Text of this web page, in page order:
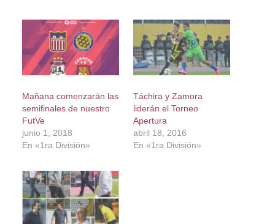
Mañana comenzarán las
semifinales de nuestro
FutVe
junio 1, 2018
En «1ra División»
Táchira y Zamora
liderán el Torneo
Apertura
abril 18, 2016
En «1ra División»